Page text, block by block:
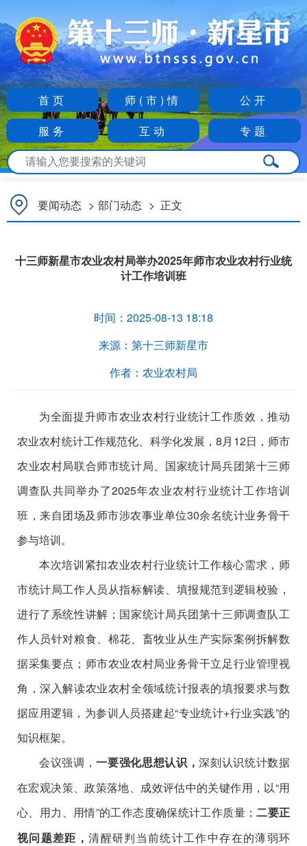
首页 师(市)情
公开
服务
互动 专题
要闻动态 > 部门动态 > 正文
十三师新星市农业农村局举办2025年师市农业农村行业统
计工作培训班
时间： 2025-08-13 18:18
来源： 第十三师新星市
作者： 农业农村局
为全面提升师市农业农村行业统计工作质效，推动
农业农村统计工作规范化、科学化发展，8月 12日，师市
农业农村局联合师市统计局、国家统计局兵团第十三师
调查队共同举办了2025年农业农村行业统计工作培训
班 ，来自团场及师市涉农事业单位30余名统计业务骨干
参与培训。
本次培训紧扣农业农村行业统计工作核心需求，师
市统计局工作人员从指标解读、填报规范到逻辑校验，
进行了系统性讲解；国家统计局兵团第十三师调查队工
作人员针对粮食、棉花、畜牧业从生产实际案例拆解数
据采集要点；师市农业农村局业务骨干立足行业管理视
角，深入解读农业农村全领域统计报表的填报要求与数
据应用逻辑，为参训人员搭建起“专业统计+行业实践”的
知识框架。
会议强调，一要强化思想认识 ，深刻认识统计数据
在宏观决策、政策落地、成效评估中的关键作用，以“用
心、用力、用情”的工作态度确保统计工作质量； 二要正
视问题差距，清醒研判当前统计工作中存在的薄弱环